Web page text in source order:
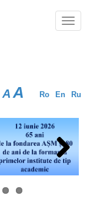
Ro En Ru
A A
Next